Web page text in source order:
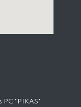
PC "PIKAS"